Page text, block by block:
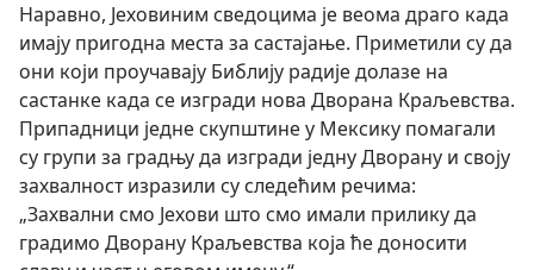
Наравно, Јеховиним сведоцима је веома драго када
имају пригодна места за састајање. Приметили су да
они који проучавају Библију радије долазе на
састанке када се изгради нова Дворана Краљевства.
Припадници једне скупштине у Мексику помагали
су групи за градњу да изгради једну Дворану и своју
захвалност изразили су следећим речима:
„Захвални смо Јехови што смо имали прилику да
градимо Дворану Краљевства која ће доносити